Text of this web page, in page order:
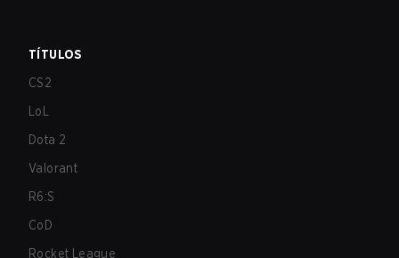
TÍTULOS
CS2
LoL
Dota 2
Valorant
R6:S
CoD
Rocket League